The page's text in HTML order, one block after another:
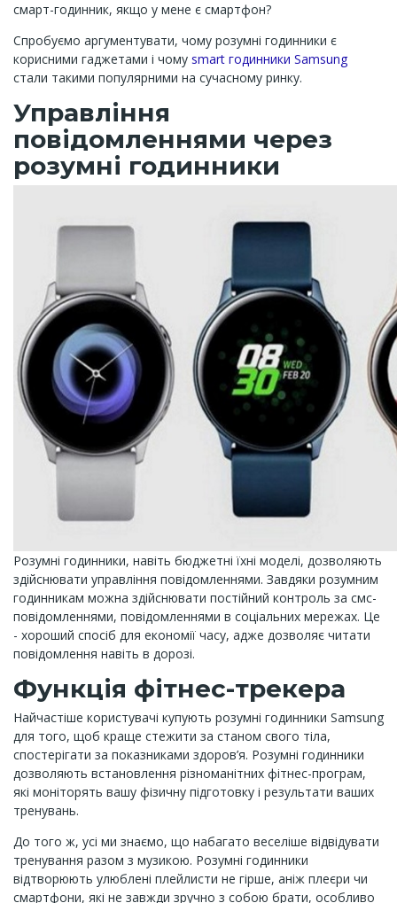
смарт-годинник, якщо у мене є смартфон?
Спробуємо аргументувати, чому розумні годинники є
корисними гаджетами і чому smart годинники Samsung
стали такими популярними на сучасному ринку.
Управління
повідомленнями через
розумні годинники
Розумні годинники, навіть бюджетні їхні моделі, дозволяють
здійснювати управління повідомленнями. Завдяки розумним
годинникам можна здійснювати постійний контроль за смс-
повідомленнями, повідомленнями в соціальних мережах. Це
- хороший спосіб для економії часу, адже дозволяє читати
повідомлення навіть в дорозі.
Функція фітнес-трекера
Найчастіше користувачі купують розумні годинники Samsung
для того, щоб краще стежити за станом свого тіла,
спостерігати за показниками здоров’я. Розумні годинники
дозволяють встановлення різноманітних фітнес-програм,
які моніторять вашу фізичну підготовку і результати ваших
тренувань.
До того ж, усі ми знаємо, що набагато веселіше відвідувати
тренування разом з музикою. Розумні годинники
відтворюють улюблені плейлисти не гірше, аніж плеєри чи
смартфони, які не завжди зручно з собою брати, особливо